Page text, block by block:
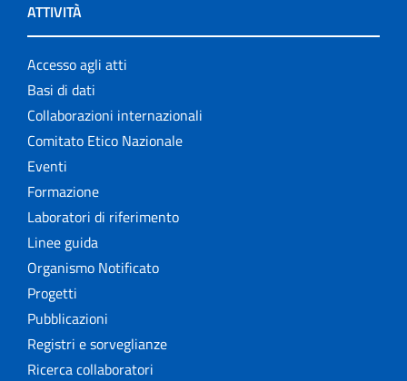
ATTIVITÀ
Accesso agli atti
Basi di dati
Collaborazioni internazionali
Comitato Etico Nazionale
Eventi
Formazione
Laboratori di riferimento
Linee guida
Organismo Notificato
Progetti
Pubblicazioni
Registri e sorveglianze
Ricerca collaboratori